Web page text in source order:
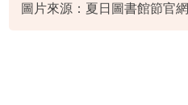
圖片來源：夏日圖書館節官網